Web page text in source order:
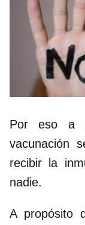
Por eso a
vacunación
recibir la
nadie.
A propósito